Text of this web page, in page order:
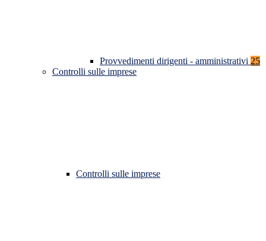
Provvedimenti dirigenti - amministrativi 25
Controlli sulle imprese
Controlli sulle imprese